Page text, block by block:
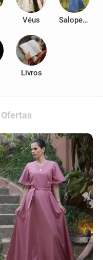
Véus Salopetes
Livros
Ofertas